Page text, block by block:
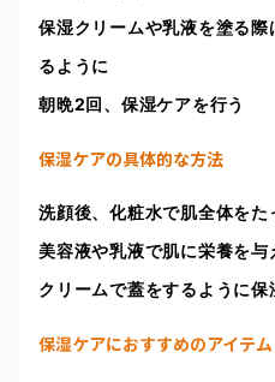
保湿クリームや乳液を塗る
るように
朝晩2回、保湿ケアを行う
保湿ケアの具体的な方法
洗顔後、化粧水で肌全体をた
美容液や乳液で肌に栄養を与
クリームで蓋をするように保
保湿ケアにおすすめのアイテム